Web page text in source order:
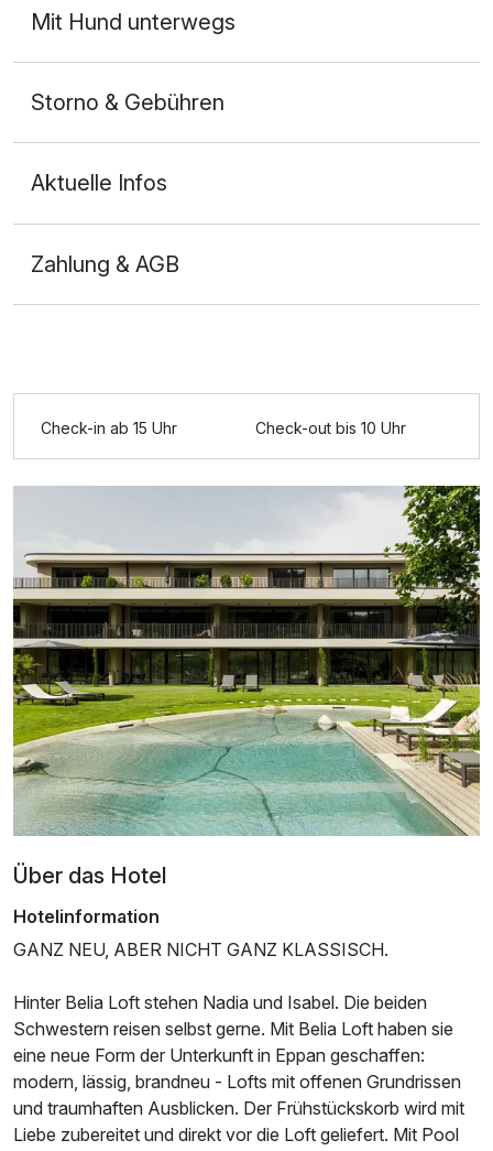
Für 8 Tage p.P. ab941,00 €
LOFT GARDEN
2 Erwachsene und 1 Kind
Mit Hund unterwegs
Storno & Gebühren
Aktuelle Infos
Zahlung & AGB
Check-in ab 15 Uhr Check-out bis 10 Uhr
Über das Hotel
Hotelinformation
GANZ NEU, ABER NICHT GANZ KLASSISCH.
Hinter Belia Loft stehen Nadia und Isabel. Die beiden
Schwestern reisen selbst gerne. Mit Belia Loft haben sie
eine neue Form der Unterkunft in Eppan geschaffen:
modern, lässig, brandneu - Lofts mit offenen Grundrissen
und traumhaften Ausblicken. Der Frühstückskorb wird mit
Liebe zubereitet und direkt vor die Loft geliefert. Mit Pool